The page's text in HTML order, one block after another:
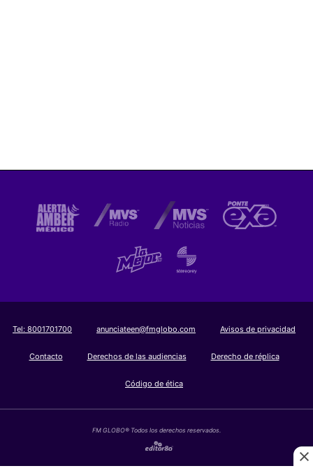
Tel: 8001701700 anunciateen@fmglobo.com Avisos de privacidad
Contacto Derechos de las audiencias Derecho de réplica
Código de ética
FM GLOBO® Todos los derechos reservados.